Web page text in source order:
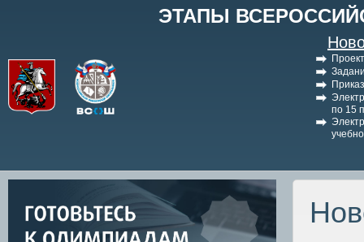
ЭТАПЫ
по 15